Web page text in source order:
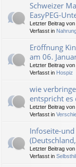
Schweizer
EasyPEG-
Letzter Beitrag von
Verfasst in
Eröffnung
am 06.
Letzter Beitrag von
Verfasst in Hospiz
wie
entspricht es
Letzter Beitrag von
Verfasst in
Infoseite-
Letzter Beitrag von
Verfasst in